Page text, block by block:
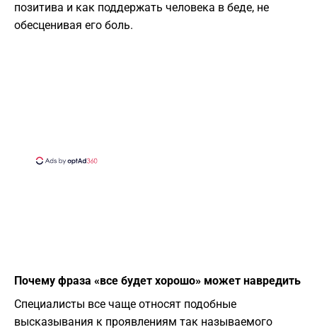
позитива и как поддержать человека в беде, не
обесценивая его боль.
Почему фраза «все будет хорошо» может навредить
Специалисты все чаще относят подобные
высказывания к проявлениям так называемого